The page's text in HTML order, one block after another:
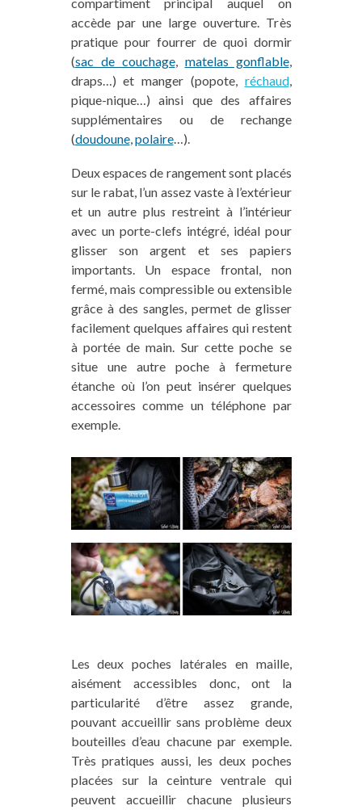
accède par une large ouverture. Très
pratique pour fourrer de quoi dormir
(sac de couchage, matelas gonflable,
draps…) et manger (popote, réchaud,
pique-nique…) ainsi que des affaires
supplémentaires ou de rechange
(doudoune,polaire…).
Deux espaces de rangement sont placés
sur le rabat, l’un assez vaste à l’extérieur
et un autre plus restreint à l’intérieur
avec un porte-clefs intégré, idéal pour
glisser son argent et ses papiers
importants. Un espace frontal, non
fermé, mais compressible ou extensible
grâce à des sangles, permet de glisser
facilement quelques affaires qui restent
à portée de main. Sur cette poche se
situe une autre poche à fermeture
étanche où l’on peut insérer quelques
accessoires comme un téléphone par
exemple.
Les deux poches latérales en maille,
aisément accessibles donc, ont la
particularité d’être assez grande,
pouvant accueillir sans problème deux
bouteilles d’eau chacune par exemple.
Très pratiques aussi, les deux poches
placées sur la ceinture ventrale qui
peuvent accueillir chacune plusieurs